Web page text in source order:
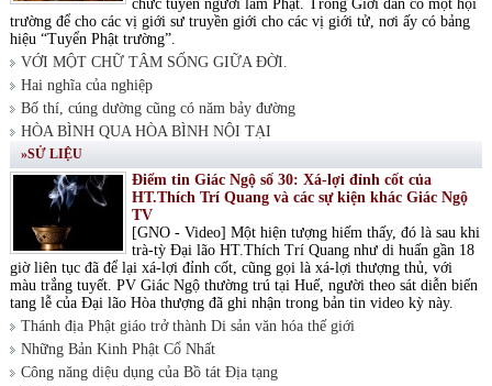
chức tuyển người làm Phật. Trong Giới đàn có một hội
trường để cho các vị giới sư truyền giới cho các vị giới tử, nơi ấy có bảng
hiệu “Tuyển Phật trường”.
VỚI MỘT CHỮ TÂM SỐNG GIỮA ĐỜI.
Hai nghĩa của nghiệp
Bố thí, cúng dường cũng có năm bảy đường
HÒA BÌNH QUA HÒA BÌNH NỘI TẠI
»SỬ LIỆU
Điểm tin Giác Ngộ số 30: Xá-lợi đỉnh cốt của
HT.Thích Trí Quang và các sự kiện khác Giác Ngộ
TV
[GNO - Video] Một hiện tượng hiếm thấy, đó là sau khi
trà-tỳ Đại lão HT.Thích Trí Quang như di huấn gần 18
giờ liên tục đã để lại xá-lợi đỉnh cốt, cũng gọi là xá-lợi thượng thủ, với
màu trắng tuyết. PV Giác Ngộ thường trú tại Huế, người theo sát diễn biến
tang lễ của Đại lão Hòa thượng đã ghi nhận trong bản tin video kỳ này.
Thánh địa Phật giáo trở thành Di sản văn hóa thế giới
Những Bản Kinh Phật Cổ Nhất
Công năng diệu dụng của Bồ tát Địa tạng